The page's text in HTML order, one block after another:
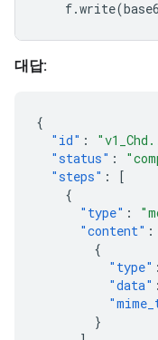
f.write(
대답:
{
"id" :
"status" :
"steps" :
[
{
"type" :
"content" :
{
"type" :
"data" :
}